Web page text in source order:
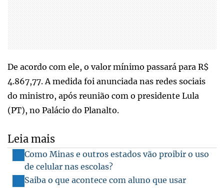
De acordo com ele, o valor mínimo passará para R$
4.867,77. A medida foi anunciada nas redes sociais
do ministro, após reunião com o presidente Lula
(PT), no Palácio do Planalto.
Leia mais
Como Minas e outros estados vão proibir o uso
de celular nas escolas?
Saiba o que acontece com aluno que usar